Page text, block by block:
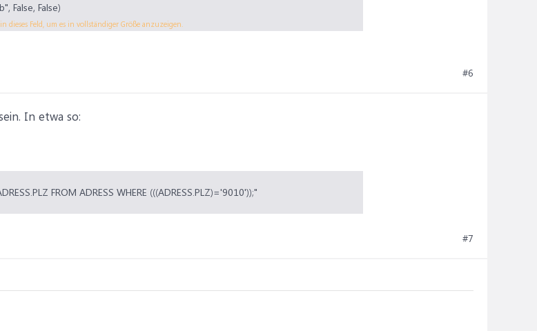
False, False)
dieses Feld, um es in vollständiger Größe anzuzeigen.
#6
In etwa so:
FROM ADRESS WHERE (((ADRESS.PLZ)='9010'));"
#7